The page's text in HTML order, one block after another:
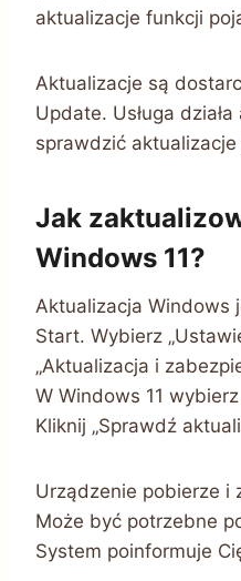
aktualizacje funkcji
Aktualizacje są
Update. Usługa
sprawdzić aktualizacje
Jak
Windows 11?
Aktualizacja Windows
Start. Wybierz
„Aktualizacja i
W Windows 11
Kliknij „Sprawdź
Urządzenie pobierze i
Może być potrzebne
System poinformuje